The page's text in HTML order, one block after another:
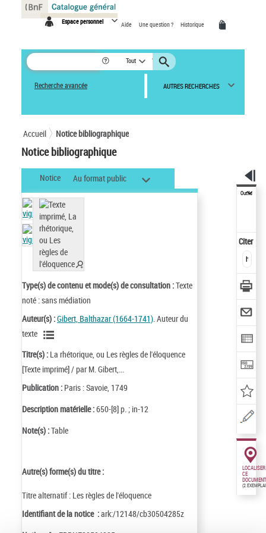
Espace personnel Aide Une question ? Historique
Tout
Recherche avancée AUTRES RECHERCHES
Accueil Notice bibliographique
Notice bibliographique
Notice Au format public
Type(s) de contenu et mode(s) de consultation :Texte
noté : sans médiation
Auteur(s) :Gibert, Balthazar (1664-1741) . Auteur du
texte
Titre(s) : La rhétorique, ou Les règles de l'éloquence
[Texte imprimé] / par M. Gibert,...
Publication : Paris : Savoie, 1749
Description matérielle :650-[8] p. ; in-12
Note(s) :Table
Autre(s) forme(s) du titre :
Titre alternatif : Les règles de l'éloquence
Identifiant de la notice :ark:/12148/cb30504285z
Outils
Citer
LOCALISER
CE
DOCUMENT
(2
Panneau de gestion des cookies